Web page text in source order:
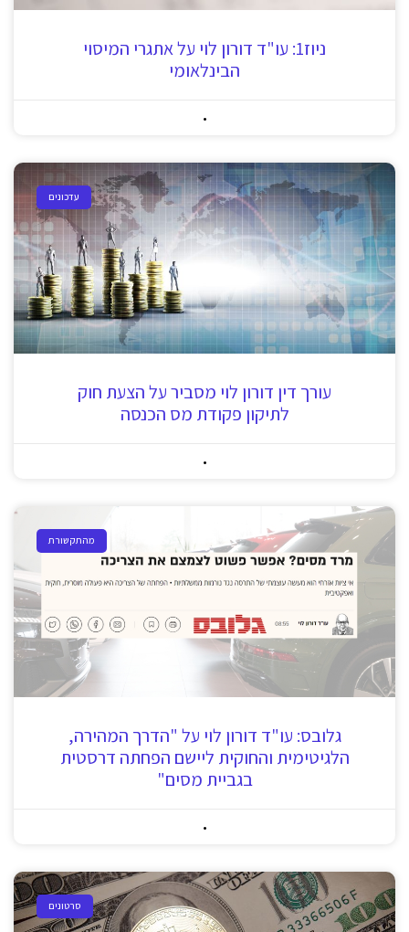
ניוז1: עו"ד דורון לוי על אתגרי המיסוי
הבינלאומי
עדכונים
עורך דין דורון לוי מסביר על הצעת חוק
לתיקון פקודת מס הכנסה
מהתקשורת
גלובס: עו"ד דורון לוי על "הדרך המהירה,
הלגיטימית והחוקית ליישם הפחתה דרסטית
בגביית מסים"
סרטונים